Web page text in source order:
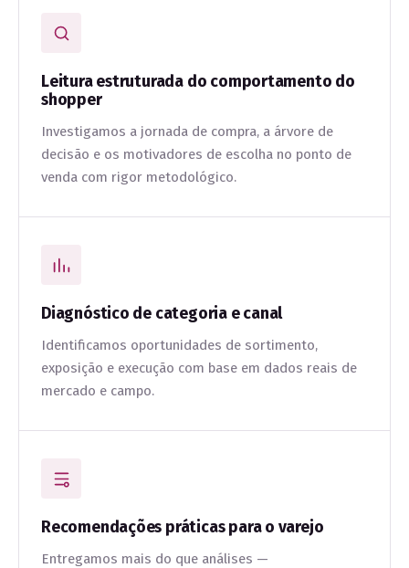
Leitura estruturada do comportamento do
shopper
Investigamos a jornada de compra, a árvore de
decisão e os motivadores de escolha no ponto de
venda com rigor metodológico.
Diagnóstico de categoria e canal
Identificamos oportunidades de sortimento,
exposição e execução com base em dados reais de
mercado e campo.
Recomendações práticas para o varejo
Entregamos mais do que análises —